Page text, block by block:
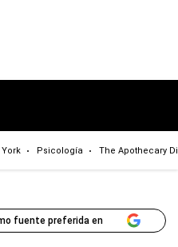
York Psicología The Apothecary
fuente preferida en